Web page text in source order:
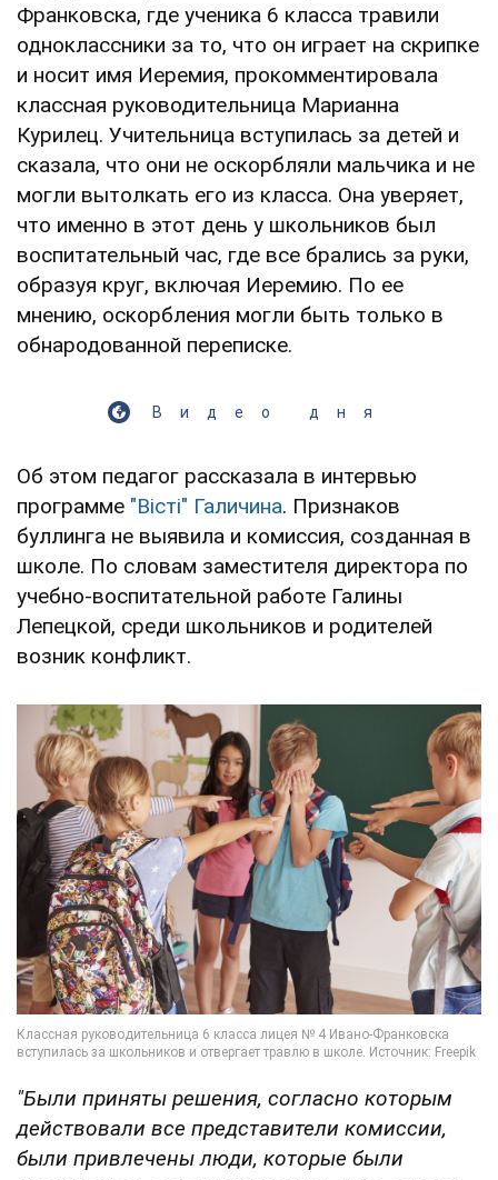
Франковска, где ученика 6 класса травили
одноклассники за то, что он играет на скрипке
и носит имя Иеремия, прокомментировала
классная руководительница Марианна
Курилец. Учительница вступилась за детей и
сказала, что они не оскорбляли мальчика и не
могли вытолкать его из класса. Она уверяет,
что именно в этот день у школьников был
воспитательный час, где все брались за руки,
образуя круг, включая Иеремию. По ее
мнению, оскорбления могли быть только в
обнародованной переписке.
Видео дня
Об этом педагог рассказала в интервью
программе "Вісті" Галичина. Признаков
буллинга не выявила и комиссия, созданная в
школе. По словам заместителя директора по
учебно-воспитательной работе Галины
Лепецкой, среди школьников и родителей
возник конфликт.
"Были приняты решения, согласно которым
действовали все представители комиссии,
были привлечены люди, которые были